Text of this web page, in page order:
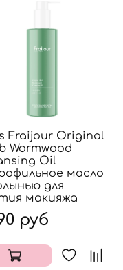
Fraijour Original
Wormwood
Oil
масло
для
макияжа
руб